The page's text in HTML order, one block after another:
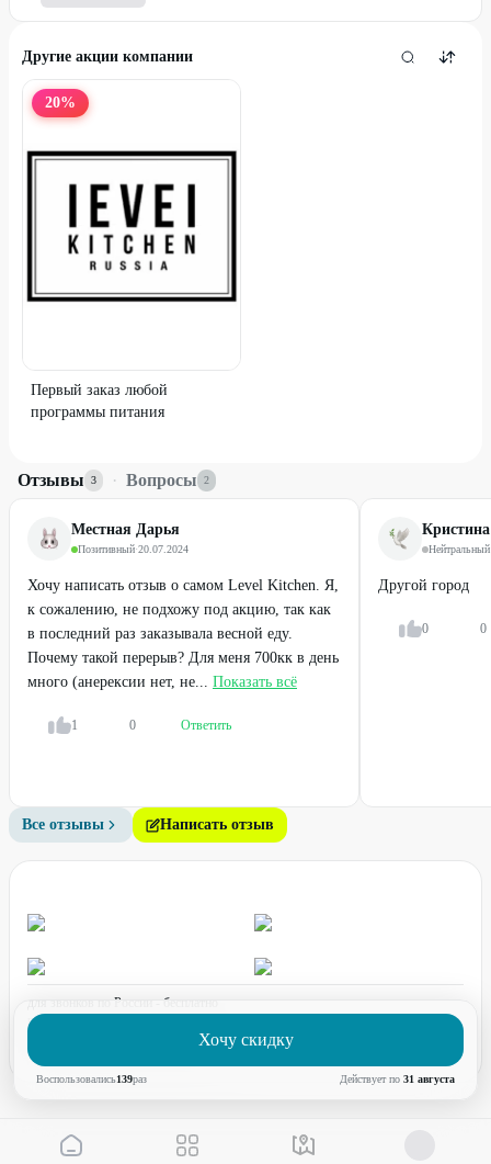
Хочу скидку
Воспользовались139раз Действует по 31 августа
Другие акции компании
20%
Первый заказ любой
программы питания
Отзывы 3 · Вопросы 2
Местная Дарья
Позитивный·20.07.2024
Хочу написать отзыв о самом Level Kitchen. Я,
к сожалению, не подхожу под акцию, так как
в последний раз заказывала весной еду.
Почему такой перерыв? Для меня 700кк в день
много (анерексии нет, не... Показать всё
1 0 Ответить
Нейтральный
Другой город
0 0
Все отзывы Написать отзыв
для звонков по России - бесплатно
график работы:
ПН-ПТ с 08:00 до 17:00 (по МСК)